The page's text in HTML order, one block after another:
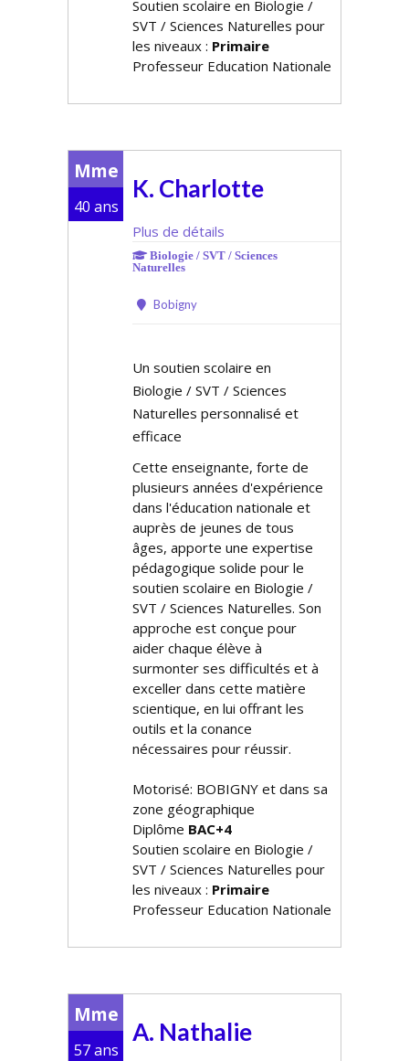
Soutien scolaire en Biologie /
SVT / Sciences Naturelles pour
les niveaux : Primaire
Professeur Education Nationale
Mme
40 ans
K. Charlotte
Plus de détails
Biologie / SVT / Sciences
Naturelles
Bobigny
Un soutien scolaire en
Biologie / SVT / Sciences
Naturelles personnalisé et
efficace
Cette enseignante, forte de
plusieurs années d'expérience
dans l'éducation nationale et
auprès de jeunes de tous
âges, apporte une expertise
pédagogique solide pour le
soutien scolaire en Biologie /
SVT / Sciences Naturelles. Son
approche est conçue pour
aider chaque élève à
surmonter ses difficultés et à
exceller dans cette matière
scientifique, en lui offrant les
outils et la confiance
nécessaires pour réussir.
Motorisé: BOBIGNY et dans sa
zone géographique
Diplôme BAC+4
Soutien scolaire en Biologie /
SVT / Sciences Naturelles pour
les niveaux : Primaire
Professeur Education Nationale
Mme
57 ans
A. Nathalie